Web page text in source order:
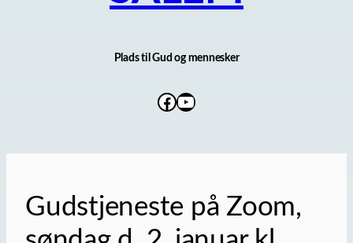
Plads til Gud og mennesker
Facebook
YouTube
Gudstjeneste på Zoom,